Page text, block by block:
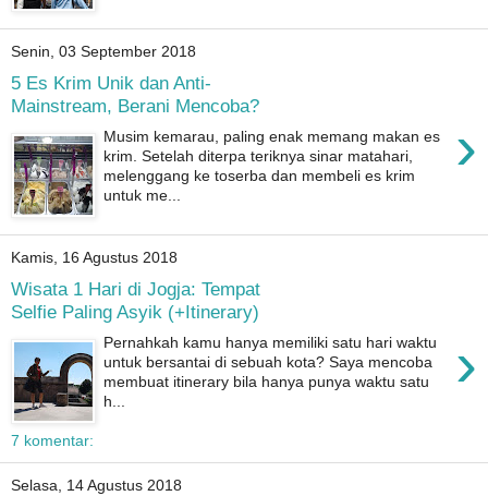
Senin, 03 September 2018
5 Es Krim Unik dan Anti-
Mainstream, Berani Mencoba?
›
Musim kemarau, paling enak memang makan es
krim. Setelah diterpa teriknya sinar matahari,
melenggang ke toserba dan membeli es krim
untuk me...
Kamis, 16 Agustus 2018
Wisata 1 Hari di Jogja: Tempat
Selfie Paling Asyik (+Itinerary)
›
Pernahkah kamu hanya memiliki satu hari waktu
untuk bersantai di sebuah kota? Saya mencoba
membuat itinerary bila hanya punya waktu satu
h...
7 komentar:
Selasa, 14 Agustus 2018